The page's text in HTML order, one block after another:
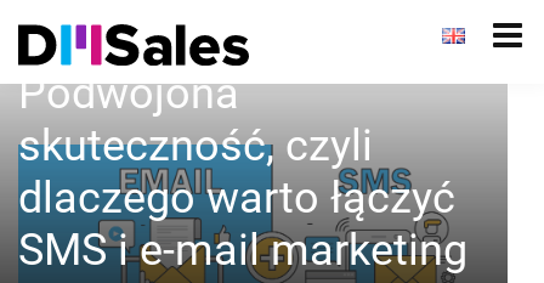
Podwojona
skuteczność, czyli
dlaczego warto łączyć
SMS i e-mail marketing